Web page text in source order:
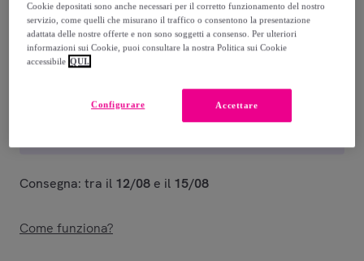
Venduto daPHILIPP PLEIN
Consegna
Consegna: tra il 12/08 e il 15/08
Come funziona?
Cookie depositati sono anche necessari per il corretto funzionamento del nostro
servizio, come quelli che misurano il traffico o consentono la presentazione
adattata delle nostre offerte e non sono soggetti a consenso. Per ulteriori
informazioni sui Cookie, puoi consultare la nostra Politica sui Cookie
accessibile QUI.
Accettare
Configurare